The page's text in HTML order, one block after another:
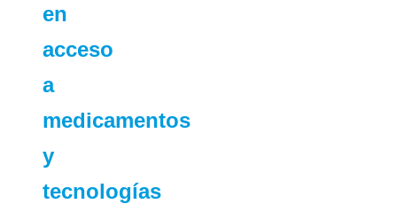
en
acceso
a
medicamentos
y
tecnologías